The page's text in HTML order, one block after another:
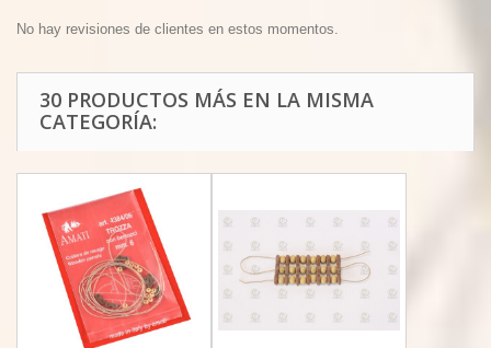
No hay revisiones de clientes en estos momentos.
30 PRODUCTOS MÁS EN LA MISMA
CATEGORÍA: